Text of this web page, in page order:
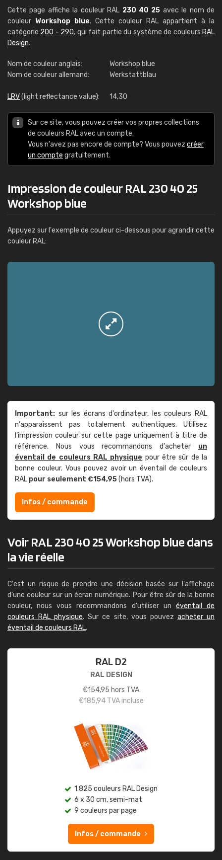
Cette page affiche la couleur RAL 230 40 25 avec le nom de
couleur Workshop blue. Cette couleur RAL appartient à la
catégorie 200 - 290, qui fait partie du système de couleurs RAL
Design.
Nom de couleur anglais:
Workshop blue
Nom de couleur allemand:
Werkstattblau
LRV(light reflectance value): 14,30
Sur ce site, vous pouvez créer vos propres collections
de couleurs RAL avec un compte.
Vous n'avez pas encore de compte? Vous pouvez créer
un compte gratuitement.
Impression de couleur RAL 230 40 25
Workshop blue
Appuyez sur l'exemple de couleur ci-dessous pour agrandir cette
couleur RAL:
Important: sur les écrans d'ordinateur, les couleurs RAL
n'apparaissent pas totalement authentiques. Utilisez
l'impression couleur sur cette page uniquement à titre de
référence. Nous vous recommandons d'acheter un
éventail de couleurs RAL physique pour être sûr de la
bonne couleur. Vous pouvez avoir un éventail de couleurs
RAL pour seulement €154,95(hors TVA).
Infos / commande
Voir RAL 230 40 25 Workshop blue dans
la vie réelle
C'est un risque de prendre une décision basée sur l'affichage
d'une couleur sur un écran numérique. Pour être sûr de la bonne
couleur, nous vous recommandons d'utiliser un éventail de
couleurs RAL physique. Sur ce site, vous pouvez acheter un
éventail de couleurs RAL.
RAL D2
RAL DESIGN
€154,95 hors TVA
€185,94TVA incluse
1.825 couleurs RAL Design
6 x 30 cm, semi-mat
9 couleurs par page
Infos / commande